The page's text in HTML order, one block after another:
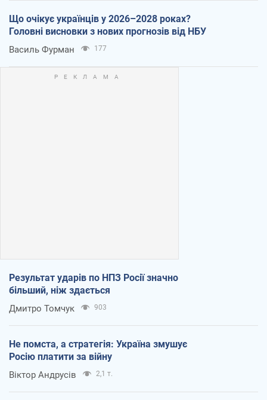
Що очікує українців у 2026–2028 роках?
Головні висновки з нових прогнозів від НБУ
Василь Фурман 177
Результат ударів по НПЗ Росії значно
більший, ніж здається
Дмитро Томчук 903
Не помста, а стратегія: Україна змушує
Росію платити за війну
Віктор Андрусів 2,1 т.